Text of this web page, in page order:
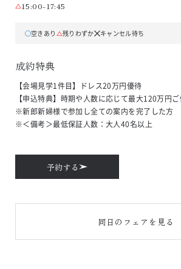
15:00-17:45
空きあり 残りわずか キャンセル待ち
成約特典
【会場見学1件目】ドレス20万円優待
【申込特典】時期や人数に応じて最大120万円
※新郎新婦様で参加し全ての案内を完了した方
※＜備考＞最低保証人数：大人40名以上
予約する
同日のフェアを見る